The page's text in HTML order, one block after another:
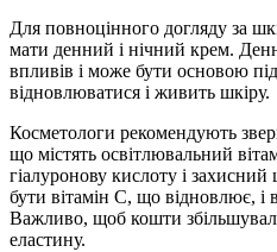
Для повноцінного догляду за
мати денний і нічний крем.
впливів і може бути основою
відновлюватися і живить шкіру.
Косметологи рекомендують
що містять освітлювальний
гіалуронову кислоту і
бути вітамін C, що відновлює,
Важливо, щоб кошти
еластину.